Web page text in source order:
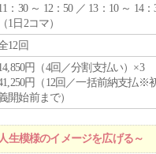
：30 ～ 12：50 ／ 13：10 ～ 14：
（1日2コマ）
12回
円（4回／分割支払い）×3
円（12回／一括前納支払※
開始前まで）
模様のイメージを広げる～